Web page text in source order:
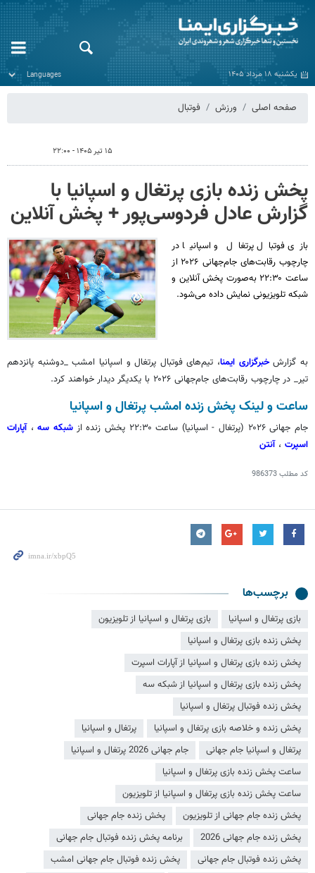
یکشنبه ۱۸ مرداد ۱۴۰۵
صفحه اصلی ورزش فوتبال
۱۵ تیر ۱۴۰۵ - ۲۲:۰۰
پخش زنده بازی پرتغال و اسپانیا با
گزارش عادل فردوسی‌پور + پخش آنلاین
بازی فوتبال پرتغال و اسپانیا در
چارچوب رقابت‌های جام‌جهانی ۲۰۲۶ از
ساعت ۲۲:۳۰ به‌صورت پخش آنلاین و
شبکه تلویزیونی نمایش داده می‌شود.
به گزارشخبرگزاری ایمنا، تیم‌های فوتبال پرتغال و اسپانیا امشب _دوشنبه پانزدهم
تیر_ در چارچوب رقابت‌های جام‌جهانی ۲۰۲۶ با یکدیگر دیدار خواهند کرد.
ساعت و لینک پخش زنده امشب پرتغال و اسپانیا
جام جهانی ۲۰۲۶ (پرتغال - اسپانیا) ساعت ۲۲:۳۰ پخش زنده از شبکه سه،آپارات
اسپرت ،آنتن
کد مطلب986373
برچسب‌ها
بازی پرتغال و اسپانیا
بازی پرتغال و اسپانیا از تلویزیون
پخش زنده بازی پرتغال و اسپانیا
پخش زنده بازی پرتغال و اسپانیا از آپارات اسپرت
پخش زنده بازی پرتغال و اسپانیا از شبکه سه
پخش زنده فوتبال پرتغال و اسپانیا
پخش زنده و خلاصه بازی پرتغال و اسپانیا
پرتغال و اسپانیا
پرتغال و اسپانیا جام جهانی
جام جهانی 2026 پرتغال و اسپانیا
ساعت پخش زنده بازی پرتغال و اسپانیا
ساعت پخش زنده بازی پرتغال و اسپانیا از تلویزیون
پخش زنده جام جهانی از تلویزیون
پخش زنده جام جهانی
پخش زنده جام جهانی 2026
برنامه پخش زنده فوتبال جام جهانی
پخش زنده فوتبال جام جهانی
پخش زنده فوتبال جام جهانی امشب